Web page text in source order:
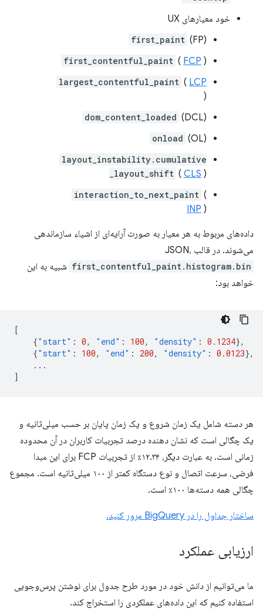
خود معیارهای UX
first_paint (FP)
first_contentful_paint ( FCP )
largest_contentful_paint ( LCP
)
dom_content_loaded (DCL)
onload (OL)
layout_instability.cumulative
_layout_shift ( CLS )
interaction_to_next_paint (
INP )
داده‌های مربوط به هر معیار به صورت آرایه‌ای از اشیاء سازماندهی
می‌شوند. در قالب JSON،
first_contentful_paint.histogram.bin شبیه به این
خواهد بود:
[
{"start" : 0, "end" : 100, "density" : 0.1234},
{"start" : 100, "end" : 200, "density" : 0.0123},
...
]
هر دسته شامل یک زمان شروع و یک زمان پایان بر حسب میلی‌ثانیه و
یک چگالی است که نشان دهنده درصد تجربیات کاربران در آن محدوده
زمانی است. به عبارت دیگر، ۱۲.۳۴٪ از تجربیات FCP برای این مبدا
فرضی، سرعت اتصال و نوع دستگاه کمتر از ۱۰۰ میلی‌ثانیه است. مجموع
چگالی همه دسته‌ها ۱۰۰٪ است.
ساختار جداول را در BigQuery مرور کنید.
ارزیابی عملکرد
ما می‌توانیم از دانش خود در مورد طرح جدول برای نوشتن پرس‌وجویی
استفاده کنیم که این داده‌های عملکردی را استخراج کند.